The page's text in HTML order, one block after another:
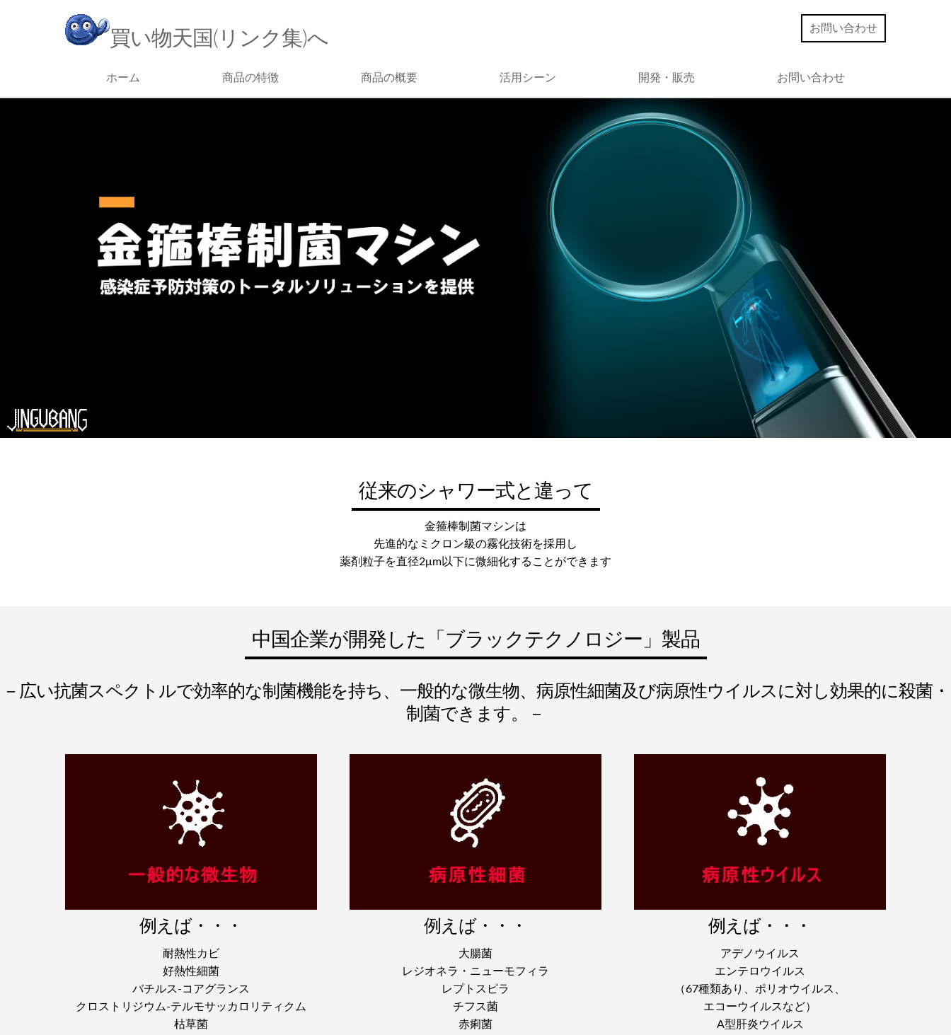
買い物天国(リンク集)へ お問い合わせ
ホーム 商品の特徴 商品の概要 活用シーン 開発・販売 お問い合わせ
従来のシャワー式と違って
金箍棒制菌マシンは
先進的なミクロン級の霧化技術を採用し
薬剤粒子を直径2μm以下に微細化することができます
中国企業が開発した「ブラックテクノロジー」製品
－広い抗菌スペクトルで効率的な制菌機能を持ち、一般的な微生物、病原性細菌及び病原性ウイルスに対し効果的に殺菌・
制菌できます。－
例えば・・・
耐熱性カビ
好熱性細菌
バチルス‐コアグランス
クロストリジウム‐テルモサッカロリティクム
枯草菌
例えば・・・
大腸菌
レジオネラ・ニューモフィラ
レプトスピラ
チフス菌
赤痢菌
例えば・・・
アデノウイルス
エンテロウイルス
（67種類あり、ポリオウイルス、
エコーウイルスなど）
A型肝炎ウイルス